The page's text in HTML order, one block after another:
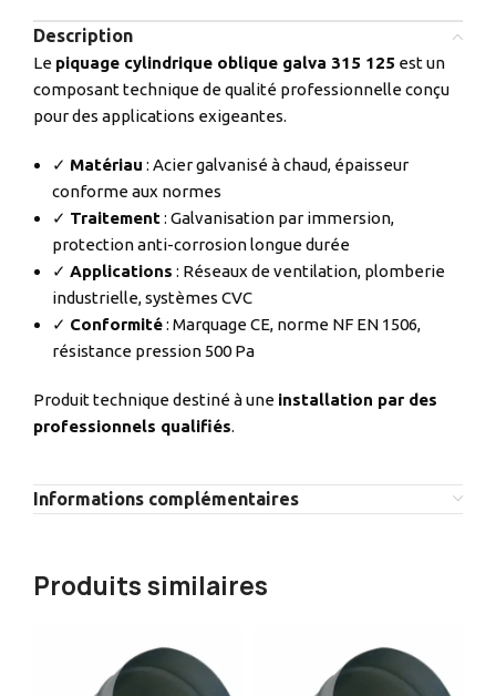
Description
Le piquage cylindrique oblique galva 315 125 est un
composant technique de qualité professionnelle conçu
pour des applications exigeantes.
✓ Matériau : Acier galvanisé à chaud, épaisseur
conforme aux normes
✓ Traitement: Galvanisation par immersion,
protection anti-corrosion longue durée
✓ Applications : Réseaux de ventilation, plomberie
industrielle, systèmes CVC
✓ Conformité: Marquage CE, norme NF EN 1506,
résistance pression 500 Pa
Produit technique destiné à une installation par des
professionnels qualifiés.
Informations complémentaires
Produits similaires